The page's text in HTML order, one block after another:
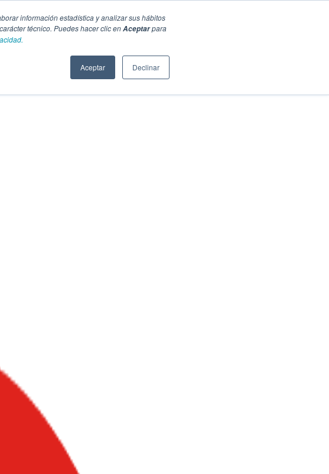
información estadística y analizar sus hábitos
técnico. Puedes hacer clic enAceptarpara
Aceptar Declinar